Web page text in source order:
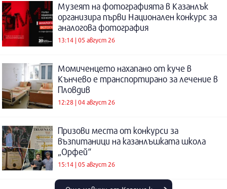
Музеят на фотографията в Казанлък
организира първи Национален конкурс за
аналогова фотография
13:14 | 05 август 26
Момиченцето нахапано от куче в
Кънчево е транспортирано за лечение в
Пловдив
12:28 | 04 август 26
Призови места от конкурси за
възпитаници на казанлъшката школа
„Орфей“
15:14 | 05 август 26